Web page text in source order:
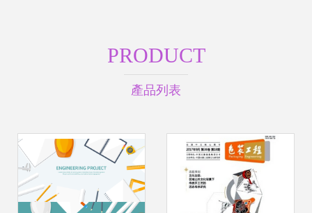
PRODUCT
產品列表